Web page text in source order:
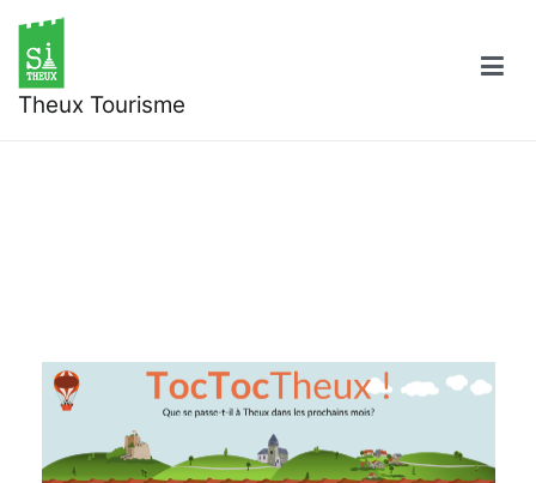
contenu
Theux Tourisme